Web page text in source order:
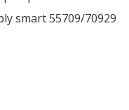
smart 55709/70929